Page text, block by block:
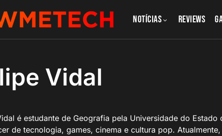
NOTÍCIAS REVIEWS
Vidal
é estudante de Geografia pela Universidade do
de tecnologia, games, cinema e cultura pop.